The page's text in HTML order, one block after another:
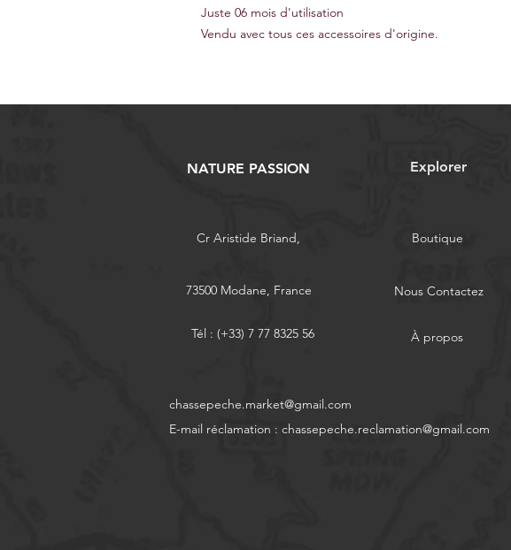
Juste 06 mois d'utilisation
Vendu avec tous ces accessoires d'origine.
NATURE PASSION Explorer
Cr Aristide Briand,
73500 Modane, France
Tél : (+33) 7 77 8325 56
Boutique
Nous Contactez
À propos
chassepeche.market@gmail.com
E-mail réclamation : chassepeche.reclamation@gmail.com